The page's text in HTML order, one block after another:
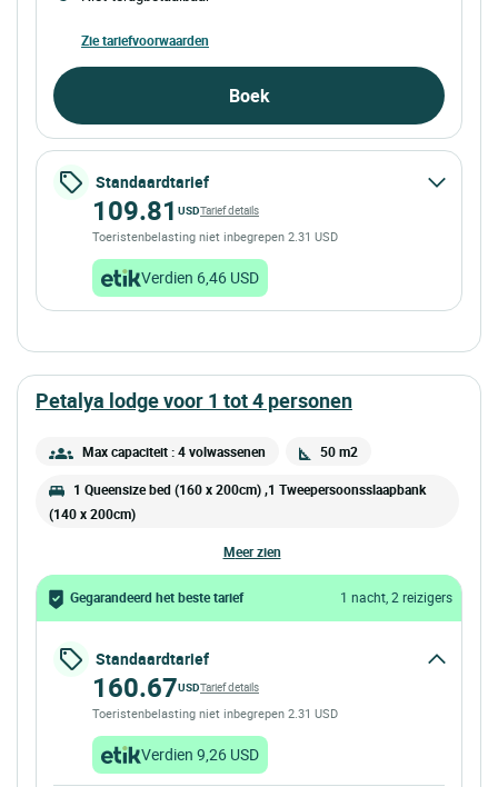
Zie tariefvoorwaarden
Boek
Standaardtarief
109.81 USDTarief details
Toeristenbelasting niet inbegrepen 2.31 USD
Verdien 6,46 USD
petalya lodge voor 1 tot 4 personen
Max capaciteit : 4 volwassenen 50 m2
1 Queensize bed (160 x 200cm) ,1 Tweepersoonsslaapbank
(140 x 200cm)
meer zien
Gegarandeerd het beste tarief 1 nacht, 2 reizigers
Standaardtarief
160.67USDTarief details
Toeristenbelasting niet inbegrepen 2.31 USD
Verdien 9,26 USD